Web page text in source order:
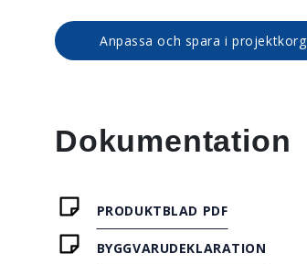
Anpassa och spara i projektkorg
Dokumentation
PRODUKTBLAD PDF
BYGGVARUDEKLARATION